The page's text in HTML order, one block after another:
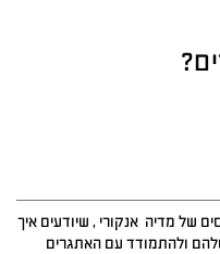
של מדיה אנקורי , שיודעים איך
ולהתמודד עם האתגרים